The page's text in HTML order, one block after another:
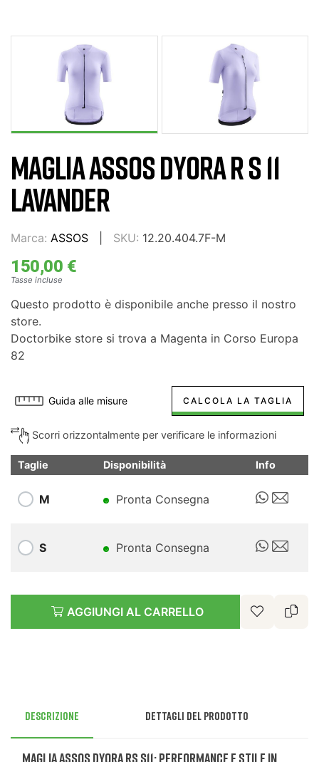
MAGLIA ASSOS DYORA R S 11
LAVANDER
Marca: ASSOS SKU: 12.20.404.7F-M
150,00 €
Tasse incluse
Questo prodotto è disponibile anche presso il nostro
store.
Doctorbike store si trova a Magenta in Corso Europa
82
Guida alle misure CALCOLA LA TAGLIA
Scorri orizzontalmente per verificare le informazioni
Taglie Disponibilità Info
M Pronta Consegna
S Pronta Consegna
AGGIUNGI AL CARRELLO
Descrizione Dettagli del prodotto
Maglia Assos DYORA RS S11: Performance e Stile in